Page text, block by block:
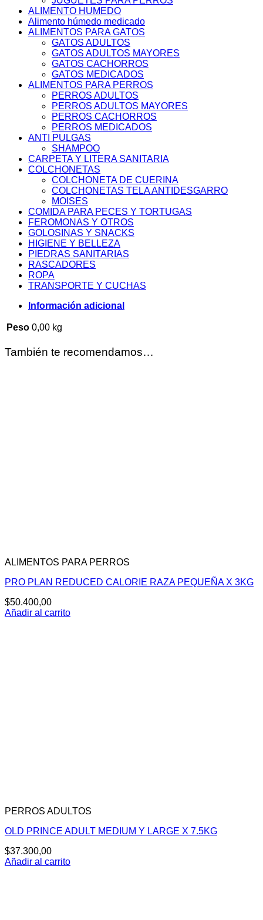
ALIMENTO HUMEDO
Alimento húmedo medicado
ALIMENTOS PARA GATOS
GATOS ADULTOS
GATOS ADULTOS MAYORES
GATOS CACHORROS
GATOS MEDICADOS
ALIMENTOS PARA PERROS
PERROS ADULTOS
PERROS ADULTOS MAYORES
PERROS CACHORROS
PERROS MEDICADOS
ANTI PULGAS
SHAMPOO
CARPETA Y LITERA SANITARIA
COLCHONETAS
COLCHONETA DE CUERINA
COLCHONETAS TELA ANTIDESGARRO
MOISES
COMIDA PARA PECES Y TORTUGAS
FEROMONAS Y OTROS
GOLOSINAS Y SNACKS
HIGIENE Y BELLEZA
PIEDRAS SANITARIAS
RASCADORES
ROPA
TRANSPORTE Y CUCHAS
Información adicional
Peso 0,00 kg
También te recomendamos…
ALIMENTOS PARA PERROS
PRO PLAN REDUCED CALORIE RAZA PEQUEÑA X 3KG
$50.400,00
Añadir al carrito
PERROS ADULTOS
OLD PRINCE ADULT MEDIUM Y LARGE X 7.5KG
$37.300,00
Añadir al carrito